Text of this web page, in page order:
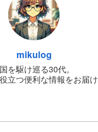
mikulog
を駆け巡る30代。
立つ便利な情報をお届け